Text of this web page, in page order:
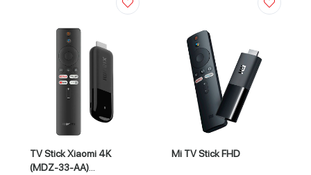
TV Stick Xiaomi 4K
(MDZ-33-AA)
Mi TV Stick FHD